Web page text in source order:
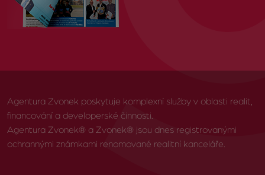
Agentura Zvonek poskytuje komplexní služby v oblasti realit,
financování a developerské činnosti.
Agentura Zvonek® a Zvonek® jsou dnes registrovanými
ochrannými známkami renomované realitní kanceláře.